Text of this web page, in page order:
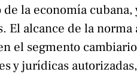
la economía
El alcance de la norma
el segmento
y jurídicas